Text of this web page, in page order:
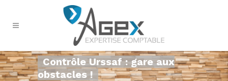
Contrôle Urssaf : gare aux
obstacles !